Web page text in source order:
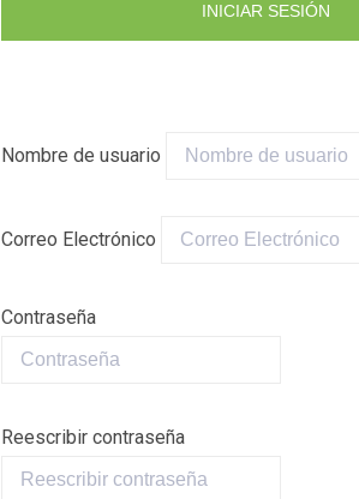
INICIAR SESIÓN
Nombre de usuario
Correo Electrónico
Contraseña
Reescribir contraseña